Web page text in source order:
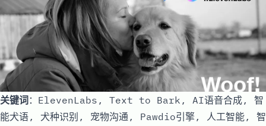
关键词：ElevenLabs, Text to Bark, AI语音合成, 智
能犬语, 犬种识别, 宠物沟通, Pawdio引擎, 人工智能, 智